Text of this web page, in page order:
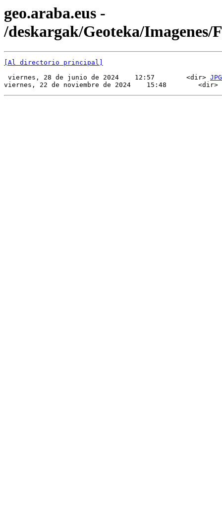
geo.araba.eus -
/deskargak/Geoteka/Imagenes/
[Al directorio principal]
viernes, 28 de junio de 2024    12:57        <dir> JPG
viernes, 22 de noviembre de 2024    15:48        <dir>